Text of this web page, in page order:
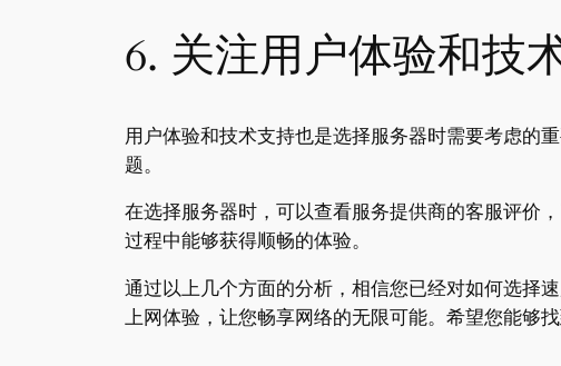
6. 关注用户体验和技
用户体验和技术支持也是选择服务器时需要考虑的
题。
在选择服务器时，可以查看服务提供商的客服评价
过程中能够获得顺畅的体验。
通过以上几个方面的分析，相信您已经对如何选择
上网体验，让您畅享网络的无限可能。希望您能够